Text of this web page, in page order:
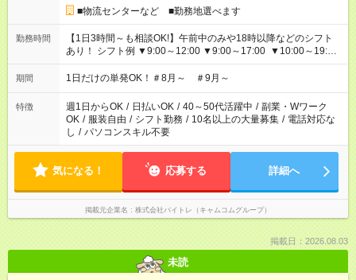
■物流センターなど ■勤務地選べます
勤務時間
【1日3時間～も相談OK!】午前中のみや18時以降などのシフト
あり！ シフト例 ▼9:00～12:00 ▼9:00～17:00 ▼10:00～19:00
▼18:00～21:00
期間 1日だけの単発OK！＃8月～ ＃9月～
特徴 週1日からOK / 日払いOK / 40～50代活躍中 / 副業・Wワーク
OK / 服装自由 / シフト勤務 / 10名以上の大量募集 / 電話対応な
し / パソコンスキル不要
気になる！ 応募する 詳細へ
掲載元企業名 株式会社バイトレ（キャムコムグループ）
掲載日：2026.08.03
未読